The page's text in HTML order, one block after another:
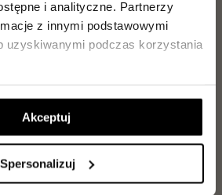
i analityczne. Partnerzy
z innymi podstawowymi
uzyskiwanymi podczas korzystania
Akceptuj
Spersonalizuj
Malinowski
898
142 897
Olszewska